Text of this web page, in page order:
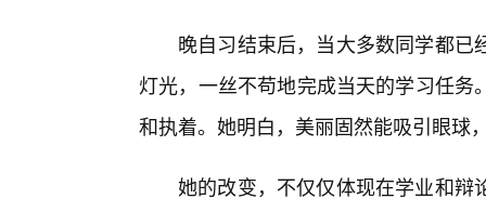
晚自习结束后，当大多数同学都
灯光，一丝不苟地完成当天的学习任
和执着。她明白，美丽固然能吸引眼球
她的改变，不仅仅体现在学业和辩